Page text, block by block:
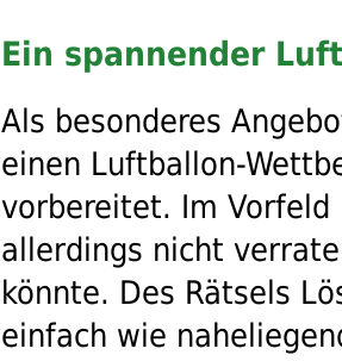
Ein spannender
Als besonderes
einen Luftballon-
vorbereitet. Im
allerdings nicht
könnte. Des Rätsels
einfach wie